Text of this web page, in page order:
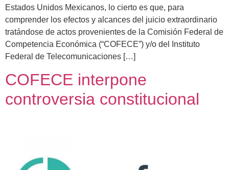
Estados Unidos Mexicanos, lo cierto es que, para
comprender los efectos y alcances del juicio extraordinario
tratándose de actos provenientes de la Comisión Federal de
Competencia Económica (“COFECE”) y/o del Instituto
Federal de Telecomunicaciones […]
COFECE interpone
controversia constitucional